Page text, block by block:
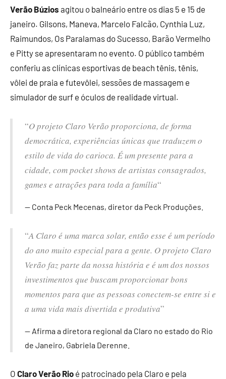
Verão Búzios agitou o balneário entre os dias 5 e 15 de
janeiro. Gilsons, Maneva, Marcelo Falcão, Cynthia Luz,
Raimundos, Os Paralamas do Sucesso, Barão Vermelho
e Pitty se apresentaram no evento. O público também
conferiu as clínicas esportivas de beach tênis, tênis,
vôlei de praia e futevôlei, sessões de massagem e
simulador de surf e óculos de realidade virtual.
“O projeto Claro Verão proporciona, de forma
democrática, experiências únicas que traduzem o
estilo de vida do carioca. É um presente para a
cidade, com pocket shows de artistas consagrados,
games e atrações para toda a família“
Conta Peck Mecenas, diretor da Peck Produções.
“A Claro é uma marca solar, então esse é um período
do ano muito especial para a gente. O projeto Claro
Verão faz parte da nossa história e é um dos nossos
investimentos que buscam proporcionar bons
momentos para que as pessoas conectem-se entre si e
a uma vida mais divertida e produtiva”
Afirma a diretora regional da Claro no estado do Rio
de Janeiro, Gabriela Derenne.
O Claro Verão Rio é patrocinado pela Claro e pela